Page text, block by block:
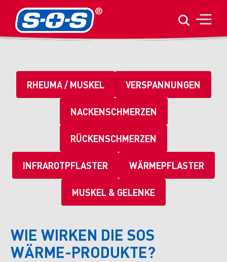
RHEUMA / MUSKEL VERSPANNUNGEN
NACKENSCHMERZEN
RÜCKENSCHMERZEN
INFRAROTPFLASTER WÄRMEPFLASTER
MUSKEL & GELENKE
WIE WIRKEN DIE SOS
WÄRME-PRODUKTE?